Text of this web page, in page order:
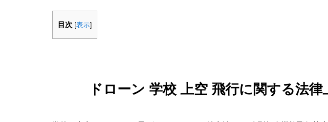
目次 [表示]
ドローン 学校 上空 飛行に関する法律